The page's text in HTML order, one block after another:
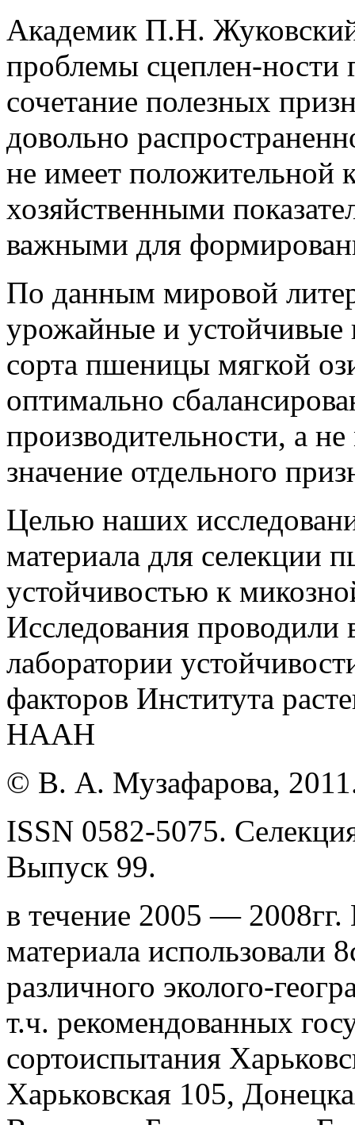
Академик П.Н.
проблемы сцеплен-ности
сочетание полезных
довольно
не имеет положительной
хозяйственными
важными для
По данным мировой
урожайные и устойчивые
сорта пшеницы мягкой
оптимально
производительности, а
значение отдельного
Целью наших
материала для селекции
устойчивостью к
Исследования проводили
лаборатории
факторов Института
НААН
© В. А. Музафарова,
ISSN 0582-5075.
Выпуск 99.
в течение 2005 — 2008гг.
материала использовали
различного эколого-
т.ч. рекомендованных
сортоиспытания
Харьковская 105,